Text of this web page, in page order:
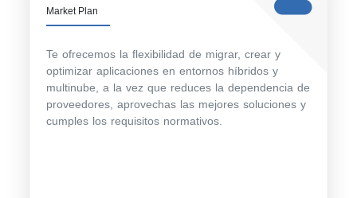
Market Plan
Te ofrecemos la flexibilidad de migrar, crear y
optimizar aplicaciones en entornos híbridos y
multinube, a la vez que reduces la dependencia de
proveedores, aprovechas las mejores soluciones y
cumples los requisitos normativos.